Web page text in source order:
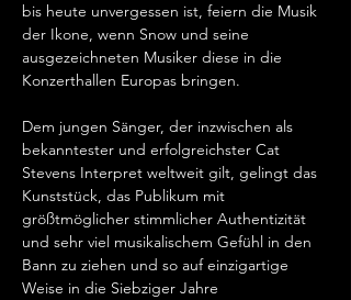
bis heute unvergessen ist, feiern die Musik
der Ikone, wenn Snow und seine
ausgezeichneten Musiker diese in die
Konzerthallen Europas bringen.
Dem jungen Sänger, der inzwischen als
bekanntester und erfolgreichster Cat
Stevens Interpret weltweit gilt, gelingt das
Kunststück, das Publikum mit
größtmöglicher stimmlicher Authentizität
und sehr viel musikalischem Gefühl in den
Bann zu ziehen und so auf einzigartige
Weise in die Siebziger Jahre